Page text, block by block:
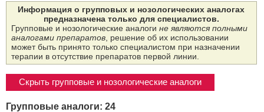
Информация о групповых и нозологических аналогах
предназначена только для специалистов.
Групповые и нозологические аналоги не являются полными
аналогами препаратов, решение об их использовании
может быть принято только специалистом при назначении
терапии в отсутствие препаратов первой линии.
Скрыть групповые и нозологические аналоги
Групповые аналоги: 24